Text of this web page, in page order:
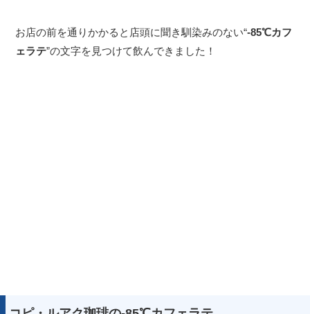
お店の前を通りかかると店頭に聞き馴染みのない“-85℃カフ
ェラテ”の文字を見つけて飲んできました！